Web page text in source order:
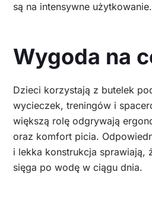
są na intensywne użytkowanie.
Wygoda na
Dzieci korzystają z butelek
wycieczek, treningów i
większą rolę odgrywają
oraz komfort picia.
i lekka konstrukcja sprawiają,
sięga po wodę w ciągu dnia.